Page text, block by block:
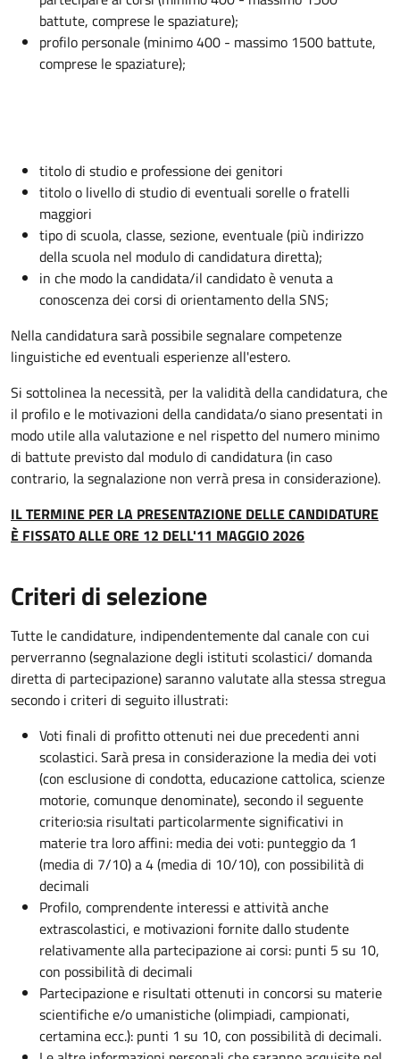
battute, comprese le spaziature);
profilo personale (minimo 400 - massimo 1500 battute,
comprese le spaziature);
titolo di studio e professione dei genitori
titolo o livello di studio di eventuali sorelle o fratelli
maggiori
tipo di scuola, classe, sezione, eventuale (più indirizzo
della scuola nel modulo di candidatura diretta);
in che modo la candidata/il candidato è venuta a
conoscenza dei corsi di orientamento della SNS;
Nella candidatura sarà possibile segnalare competenze
linguistiche ed eventuali esperienze all'estero.
Si sottolinea la necessità, per la validità della candidatura, che
il profilo e le motivazioni della candidata/o siano presentati in
modo utile alla valutazione e nel rispetto del numero minimo
di battute previsto dal modulo di candidatura (in caso
contrario, la segnalazione non verrà presa in considerazione).
IL TERMINE PER LA PRESENTAZIONE DELLE CANDIDATURE
È FISSATO ALLE ORE 12 DELL'11 MAGGIO 2026
Criteri di selezione
Tutte le candidature, indipendentemente dal canale con cui
perverranno (segnalazione degli istituti scolastici/ domanda
diretta di partecipazione) saranno valutate alla stessa stregua
secondo i criteri di seguito illustrati:
Voti finali di profitto ottenuti nei due precedenti anni
scolastici. Sarà presa in considerazione la media dei voti
(con esclusione di condotta, educazione cattolica, scienze
motorie, comunque denominate), secondo il seguente
criterio:sia risultati particolarmente significativi in
materie tra loro affini: media dei voti: punteggio da 1
(media di 7/10) a 4 (media di 10/10), con possibilità di
decimali
Profilo, comprendente interessi e attività anche
extrascolastici, e motivazioni fornite dallo studente
relativamente alla partecipazione ai corsi: punti 5 su 10,
con possibilità di decimali
Partecipazione e risultati ottenuti in concorsi su materie
scientifiche e/o umanistiche (olimpiadi, campionati,
certamina ecc.): punti 1 su 10, con possibilità di decimali.